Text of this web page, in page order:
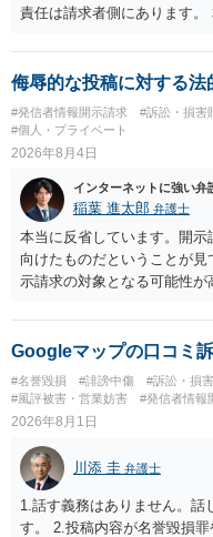
責任は請求者側にあります
方が口頭で反論したのは、
面での反論となれば、より
はXのため、APのIPアドレ
求は法律知識が不可欠ですが
方法を選択することが重要で
侮辱的な投稿に対する法
#発信者情報開示請求 #訴訟・損害
#個人・プライベート
2026年8月4日
インターネットに強い弁
稲葉 進太郎 弁護士
本当に反省しています。開
向けたものだということが
示請求の対象となる可能性
と存じます。発信者情報開
者のところに、意見照会がな
は、アカウントの登録メー
場合賠償金はいくらでしょ
から１００万単位まで様々で
Googleマップの口コミ
#名誉毀損 #誹謗中傷 #訴訟・損
#風評被害・営業妨害
#発信者情報
2026年8月1日
川添 圭 弁護士
1.話す義務はありません。話
す。 2.投稿内容が名誉毀損